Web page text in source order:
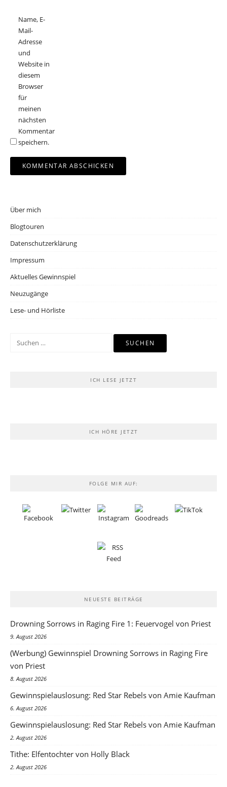
Name, E-
Mail-
Adresse
und
Website in
diesem
Browser
für
meinen
nächsten
Kommentar
speichern.
Über mich
Blogtouren
Datenschutzerklärung
Impressum
Aktuelles Gewinnspiel
Neuzugänge
Lese- und Hörliste
Suchen
ICH LESE JETZT
ICH HÖRE JETZT
FOLGE MIR AUF:
NEUESTE BEITRÄGE
Drowning Sorrows in Raging Fire 1: Feuervogel von Priest
9. August 2026
(Werbung) Gewinnspiel Drowning Sorrows in Raging Fire
von Priest
8. August 2026
Gewinnspielauslosung: Red Star Rebels von Amie Kaufman
6. August 2026
Gewinnspielauslosung: Red Star Rebels von Amie Kaufman
2. August 2026
Tithe: Elfentochter von Holly Black
2. August 2026